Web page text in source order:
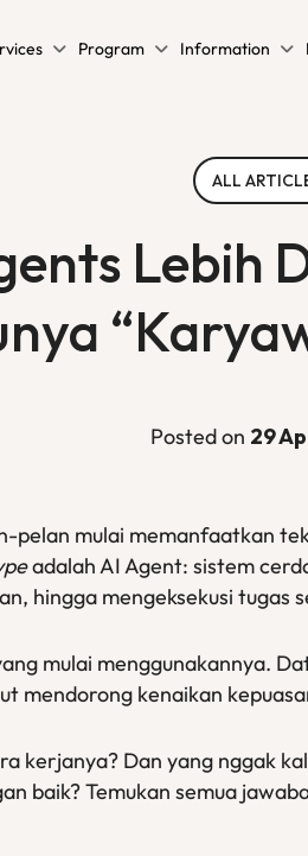
Program Information
ALL
Lebih
Posted on 29
pelan mulai memanfaatkan
adalah AI Agent: sistem
hingga mengeksekusi tugas
mulai menggunakannya.
mendorong kenaikan
kerjanya? Dan yang nggak
baik? Temukan semua